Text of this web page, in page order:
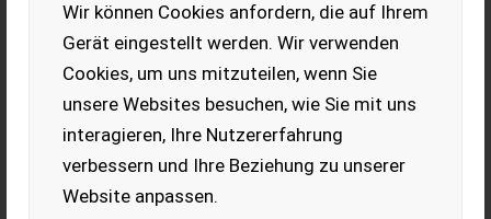
Wir können Cookies anfordern, die auf Ihrem
Gerät eingestellt werden. Wir verwenden
Cookies, um uns mitzuteilen, wenn Sie
unsere Websites besuchen, wie Sie mit uns
interagieren, Ihre Nutzererfahrung
verbessern und Ihre Beziehung zu unserer
Website anpassen.
Bauer Pumpfass Edelweissedition PTW 7000
Sehr Hangtauglich
7000Liter - sehr Hangtauglich - Bereifung 850/50R30 BKT -
Typisierung 25km/h ÖSTERREICH - Un...
EUR 52.600 inkl. 20 % MwSt.